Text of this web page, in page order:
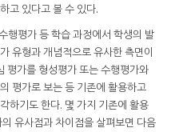
고 있다고 볼 수 있다.
행평가 등 학습 과정에서 학생의 발
유형과 개념적으로 유사한 측면이
평가를 형성평가 또는 수행평가와
평가로 보는 등 기존에 활용하고
하기도 한다. 몇 가지 기존에 활용
유사점과 차이점을 살펴보면 다음